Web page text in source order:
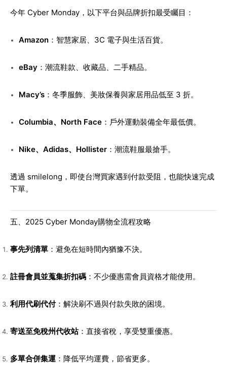
今年 Cyber Monday，以下平台與品牌折扣最受矚目：
Amazon：智慧家居、3C 電子與生活百貨。
eBay ：潮流鞋款、收藏品、二手精品。
Macy’s：冬季服飾、美妝保養與家居用品低至 3 折。
Columbia、North Face：戶外運動裝備全年最低價。
Nike、Adidas、Hollister：潮流鞋服最搶手。
透過 smilelong，即使台灣買家遇到付款受阻，也能快速完成
下單。
五、2025 Cyber Monday購物全流程攻略
事先列清單 ：避免在短時間內猶豫不決。
註冊會員並蒐集折扣碼 ：不少優惠需會員資格才能使用。
利用代刷代付：解決刷不過與付款失敗的困境。
寄送至免稅州代收站：直接省稅，享受雙重優惠。
多單合併集運 ：降低平均運費，節省更多。